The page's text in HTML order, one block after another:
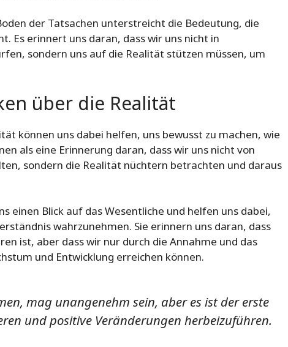
der Tatsachen unterstreicht die Bedeutung, die
Es erinnert uns daran, dass wir uns nicht in
sondern uns auf die Realität stützen müssen, um
über die Realität
können uns dabei helfen, uns bewusst zu machen, wie
als eine Erinnerung daran, dass wir uns nicht von
sondern die Realität nüchtern betrachten und daraus
einen Blick auf das Wesentliche und helfen uns dabei,
wahrzunehmen. Sie erinnern uns daran, dass
ist, aber dass wir nur durch die Annahme und das
und Entwicklung erreichen können.
mag unangenehm sein, aber es ist der erste
und positive Veränderungen herbeizuführen.